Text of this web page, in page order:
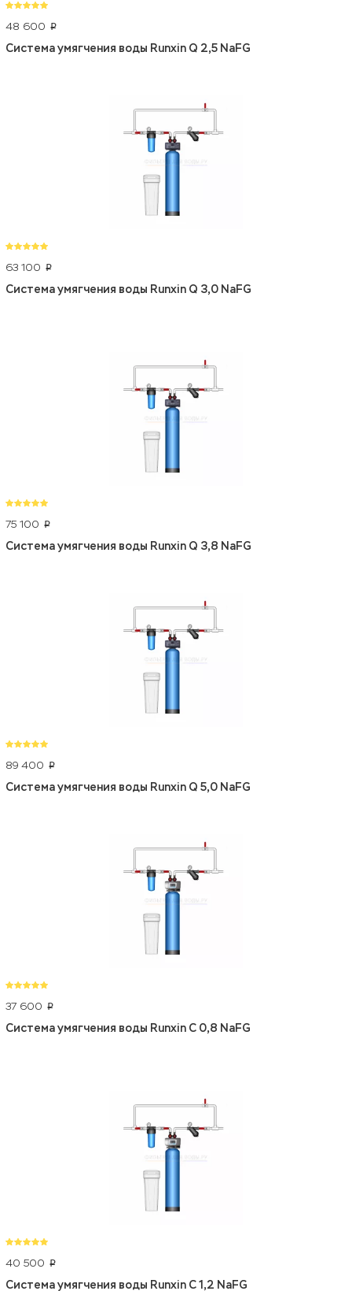
48 600 p
Система умягчения воды Runxin Q 2,5 NaFG
63 100 p
Система умягчения воды Runxin Q 3,0 NaFG
75 100 p
Система умягчения воды Runxin Q 3,8 NaFG
89 400 p
Система умягчения воды Runxin Q 5,0 NaFG
37 600 p
Система умягчения воды Runxin C 0,8 NaFG
40 500 p
Система умягчения воды Runxin C 1,2 NaFG